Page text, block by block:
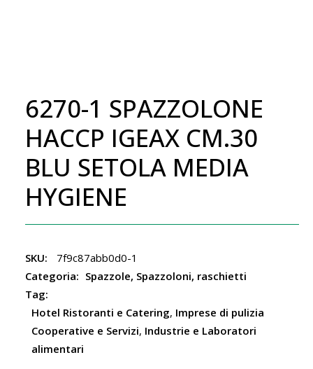
Ricerca
6270-1 SPAZZOLONE
HACCP IGEAX CM.30
BLU SETOLA MEDIA
HYGIENE
SKU:
7f9c87abb0d0-1
Categoria: Spazzole, Spazzoloni, raschietti
Tag:
Hotel Ristoranti e Catering, Imprese di pulizia
Cooperative e Servizi, Industrie e Laboratori
alimentari